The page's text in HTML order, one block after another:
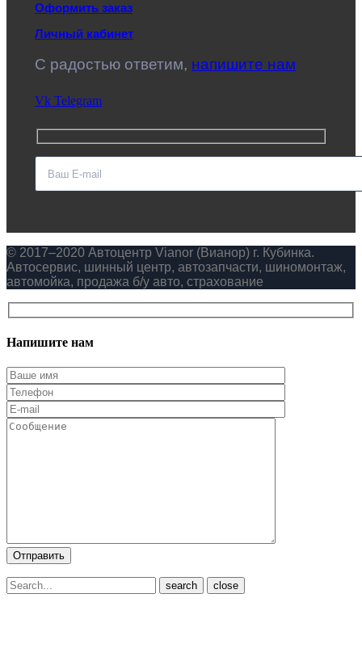
Оформить заказ
Личный кабинет
C радостью ответим, напишите нам
Vk Telegram
© 2017–2020 Автоцентр Vianor (Вианор) г. Кубинка.
Автосервис, шинный центр, автозапчасти, шиномонтаж,
автомойка, продажа б/у авто, страхование
Напишите нам
close